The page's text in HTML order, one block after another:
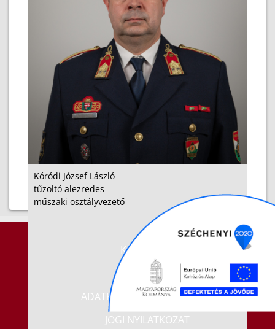
Kóródi József László
tűzoltó alezredes
műszaki osztályvezető
KAPCSOLAT
IMPRESSZUM
ADATKEZELÉSI TÁJÉKOZTATÓ
JOGI NYILATKOZAT